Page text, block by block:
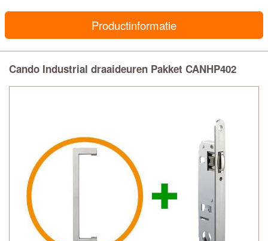
Productinformatie
Cando Industrial draaideuren Pakket CANHP402